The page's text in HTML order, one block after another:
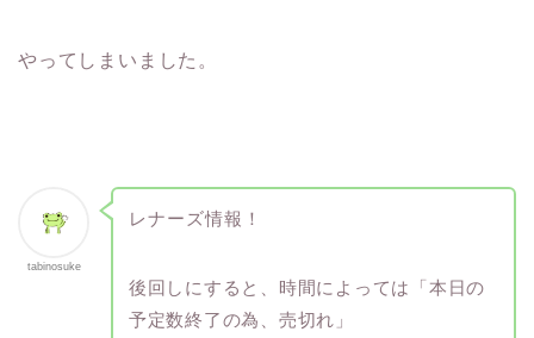
やってしまいました。
tabinosuke
レナーズ情報！
後回しにすると、時間によっては「本日の
予定数終了の為、売切れ」